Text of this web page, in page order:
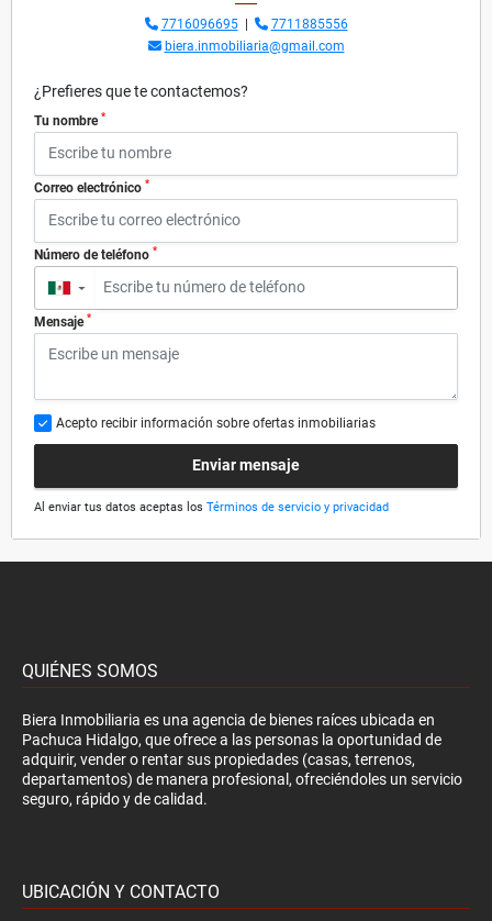
7716096695|
7711885556
biera.inmobiliaria@gmail.com
¿Prefieres que te contactemos?
Tu nombre *
Correo electrónico *
Número de teléfono *
▼
Mensaje *
Acepto recibir información sobre ofertas inmobiliarias
Enviar mensaje
Al enviar tus datos aceptas los Términos de servicio y privacidad
QUIÉNES SOMOS
Biera Inmobiliaria es una agencia de bienes raíces ubicada en
Pachuca Hidalgo, que ofrece a las personas la oportunidad de
adquirir, vender o rentar sus propiedades (casas, terrenos,
departamentos) de manera profesional, ofreciéndoles un servicio
seguro, rápido y de calidad.
UBICACIÓN Y CONTACTO